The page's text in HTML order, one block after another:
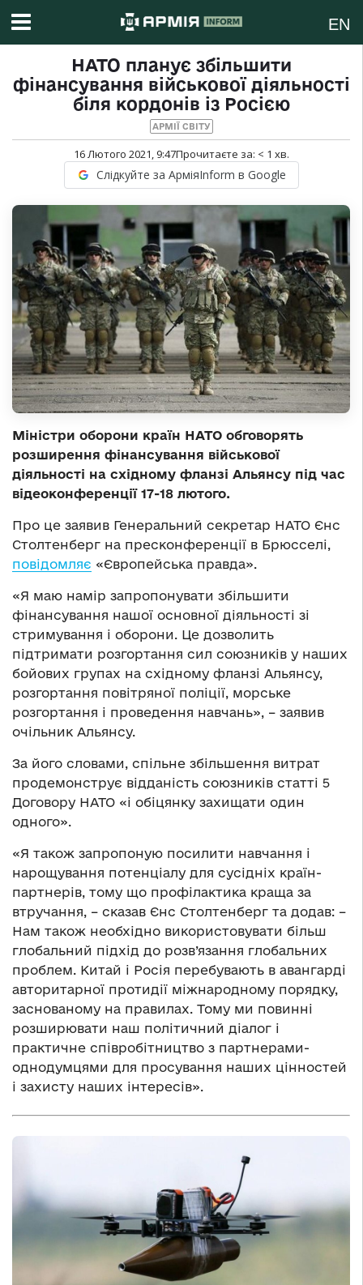
EN
НАТО планує збільшити
фінансування військової діяльності
біля кордонів із Росією
АРМІЇ СВІТУ
16 Лютого 2021, 9:47Прочитаєте за: < 1 хв.
Слідкуйте за АрміяInform в Google
Міністри оборони країн НАТО обговорять
розширення фінансування військової
діяльності на східному фланзі Альянсу під час
відеоконференції 17-18 лютого.
Про це заявив Генеральний секретар НАТО Єнс
Столтенберг на пресконференції в Брюсселі,
повідомляє «Європейська правда».
«Я маю намір запропонувати збільшити
фінансування нашої основної діяльності зі
стримування і оборони. Це дозволить
підтримати розгортання сил союзників у наших
бойових групах на східному фланзі Альянсу,
розгортання повітряної поліції, морське
розгортання і проведення навчань», – заявив
очільник Альянсу.
За його словами, спільне збільшення витрат
продемонструє відданість союзників статті 5
Договору НАТО «і обіцянку захищати один
одного».
«Я також запропоную посилити навчання і
нарощування потенціалу для сусідніх країн-
партнерів, тому що профілактика краща за
втручання, – сказав Єнс Столтенберг та додав: –
Нам також необхідно використовувати більш
глобальний підхід до розв’язання глобальних
проблем. Китай і Росія перебувають в авангарді
авторитарної протидії міжнародному порядку,
заснованому на правилах. Тому ми повинні
розширювати наш політичний діалог і
практичне співробітництво з партнерами-
однодумцями для просування наших цінностей
і захисту наших інтересів».